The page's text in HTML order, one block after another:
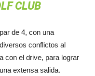
CLUB
de 4, con una
conflictos al
con el drive, para lograr
extensa salida.